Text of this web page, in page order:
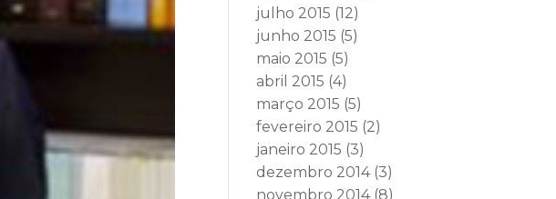
julho 2015 (12)
junho 2015 (5)
maio 2015 (5)
abril 2015 (4)
março 2015 (5)
fevereiro 2015 (2)
janeiro 2015 (3)
dezembro 2014(3)
novembro 2014(8)